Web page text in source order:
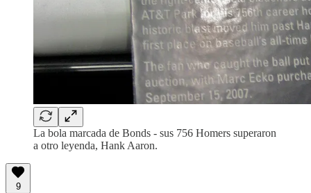
La bola marcada de Bonds - sus 756 Homers superaron
a otro leyenda, Hank Aaron.
9